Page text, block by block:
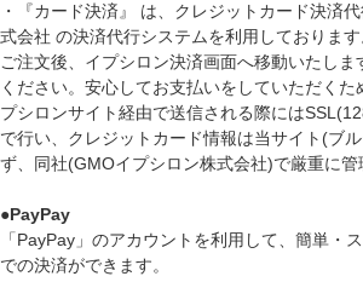
・『カード決済』 は、クレジットカード決済
式会社 の決済代行システムを利用しております
ご注文後、イプシロン決済画面へ移動いたしま
ください。安心してお支払いをしていただくた
プシロンサイト経由で送信される際には
で行い、クレジットカード情報は当サイト(ブ
ず、同社(GMOイプシロン株式会社)で厳重に管
●PayPay
「PayPay」のアカウントを利用して、簡単・
での決済ができます。